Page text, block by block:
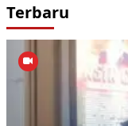
Terbaru